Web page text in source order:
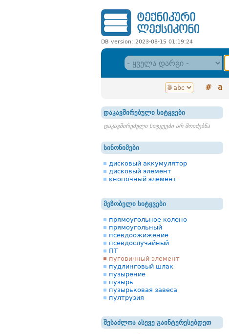
DB version: 2023-08-15 01:19:24
# a
დაკავშირებული სიტყვები
დაკავშირებული სიტყვები არ მოიძებნა
სინონიმები
дисковый аккумулятор
дисковый элемент
кнопочный элемент
მეზობელი სიტყვები
прямоугольное колено
прямоугольный
псевдоожижение
псевдослучайный
ПТ
пуговичный элемент
пудлинговый шлак
пузырение
пузырь
пузырьковая завеса
пултрузия
შესაძლოა ასევე გაინტერესებდეთ